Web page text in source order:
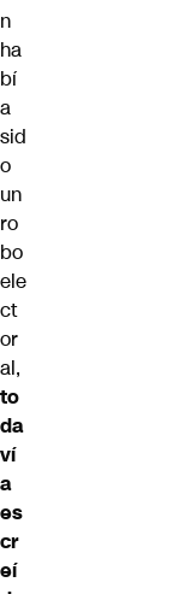
n
ha
bí
a
sid
o
un
ro
bo
ele
ct
or
al,
to
da
ví
a
es
cr
eí